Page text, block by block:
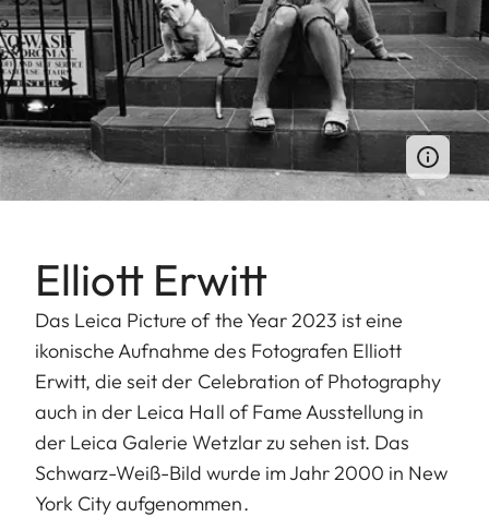
Elliott Erwitt
Das Leica Picture of the Year 2023 ist eine
ikonische Aufnahme des Fotografen Elliott
Erwitt, die seit der Celebration of Photography
auch in der Leica Hall of Fame Ausstellung in
der Leica Galerie Wetzlar zu sehen ist. Das
Schwarz-Weiß-Bild wurde im Jahr 2000 in New
York City aufgenommen.